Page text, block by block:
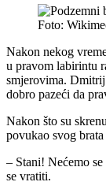
Foto:
Nakon nekog
u pravom labirintu
smjerovima.
dobro pazeći da
Nakon što su
povukao svog brata
– Stani! Nećemo
se vratiti.